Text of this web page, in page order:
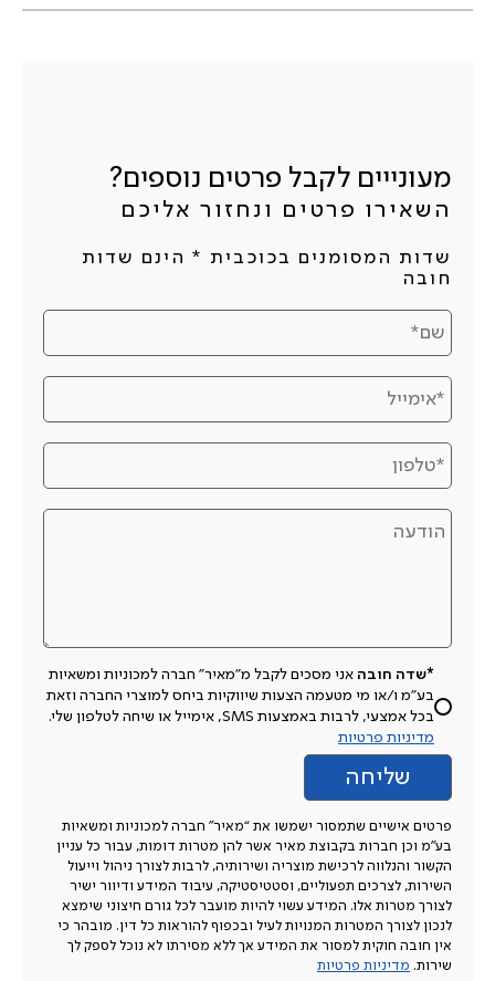
מעונייים לקבל פרטים נוספים?
השאירו פרטים ונחזור אליכם
שדות המסומנים בכוכבית * הינם שדות
חובה
*שדה חובה אני מסכים לקבל מ"מאיר" חברה למכוניות ומשאיות
בע"מ ו/או מי מטעמה הצעות שיווקיות ביחס למוצרי החברה וזאת
בכל אמצעי, לרבות באמצעות SMS, אימייל או שיחה לטלפון שלי.
מדיניות פרטיות
פרטים אישיים שתמסור ישמשו את “מאיר” חברה למכוניות ומשאיות
בע”מ וכן חברות בקבוצת מאיר אשר להן מטרות דומות, עבור כל עניין
הקשור והנלווה לרכישת מוצריה ושירותיה, לרבות לצורך ניהול וייעול
השירות, לצרכים תפעוליים, וסטטיסטיקה, עיבוד המידע ודיוור ישיר
לצורך מטרות אלו. המידע עשוי להיות מועבר לכל גורם חיצוני שימצא
לנכון לצורך המטרות המנויות לעיל ובכפוף להוראות כל דין. מובהר כי
אין חובה חוקית למסור את המידע אך ללא מסירתו לא נוכל לספק לך
שירות. מדיניות פרטיות